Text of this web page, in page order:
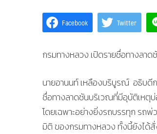
Facebook Twitter
กรมทางหลวง เปิดรายชื่อทางลาด
นายอานนท์ เหลืองบริบูรณ์ อธิบดีก
ชื่อทางลาดชันบริเวณที่มีอุบัติเหตุ
โดยเฉพาะอย่างยิ่งรถบรรทุก รถ
มิติ ของกรมทางหลวง ทั้งนี้ยังได้